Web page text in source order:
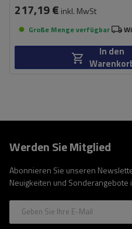
217,19 € inkl. MwSt
Große Menge verfügbar
In den
Werden Sie Mitglied
Abonnieren Sie unseren
Neuigkeiten und
Geben Sie Ihre E-Mail